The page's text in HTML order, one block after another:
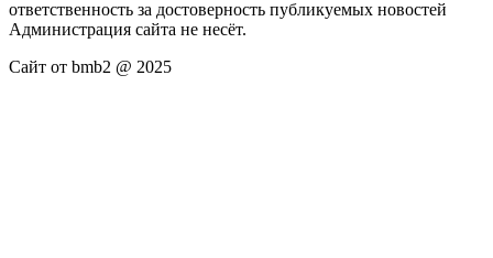
ответственность за достоверность публикуемых новостей
Администрация сайта не несёт.
Сайт от bmb2 @ 2025